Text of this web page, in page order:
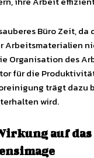
Büro Zeit, da
Arbeitsmaterialien
Organisation des
für die
trägt dazu
wird.
auf das